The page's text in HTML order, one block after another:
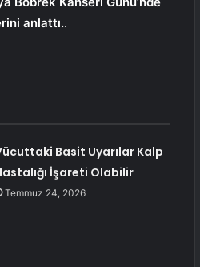
anlattı..
Basit Uyarılar Kalp
İşareti Olabilir
Temmuz 24, 2026